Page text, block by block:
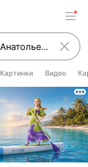
Картинки Видео